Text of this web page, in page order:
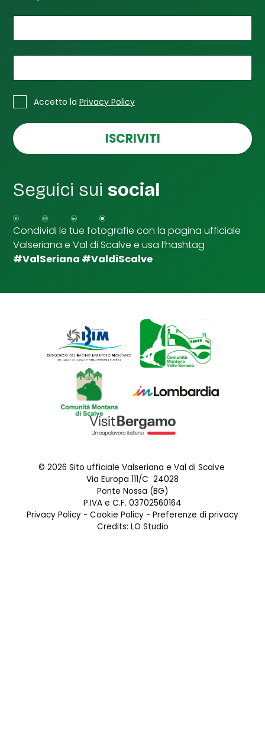
o
m
d
a
C
a
e
l
i
p
u
n
t
a
* Accetto la Privacy Policy
ISCRIVITI
Seguici suisocial
Condividi le tue fotografie con la pagina ufficiale
Valseriana e Val di Scalve e usa l’hashtag
#ValSeriana #ValdiScalve
© 2026 Sito ufficiale Valseriana e Val di Scalve
Via Europa 111/C 24028
Ponte Nossa (BG)
P.IVA e C.F. 03702560164
Privacy Policy - Cookie Policy - Preferenze di privacy
Credits: LO Studio